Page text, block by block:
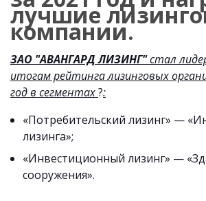
лучшие
компании.
ЗАО "АВАНГАРД ЛИЗИНГ"стал
итогам рейтинга лизинговых
год в сегментах?:
«Потребительский лизинг» —
лизинга»;
«Инвестиционный лизинг» —
сооружения».